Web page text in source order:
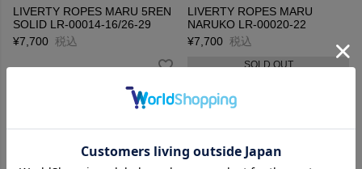
LIVERTY ROPES MARU 5REN
SOLID LR-00014-16/26-29
¥7,700 税込
LIVERTY ROPES MARU
NARUKO LR-00020-22
¥7,700 税込
SOLD OUT